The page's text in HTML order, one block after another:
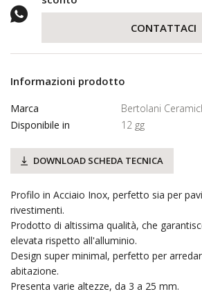
CONTATTACI
Informazioni prodotto
Marca
Bertolani
Disponibile in
12 gg
DOWNLOAD SCHEDA TECNICA
Profilo in Acciaio Inox, perfetto sia per
rivestimenti.
Prodotto di altissima qualità, che
elevata rispetto all'alluminio.
Design super minimal, perfetto per
abitazione.
Presenta varie altezze, da 3 a 25 mm.